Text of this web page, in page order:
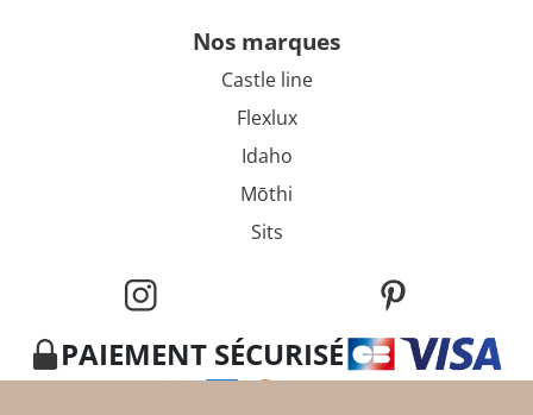
nos marques
Castle line
Flexlux
Idaho
Mōthi
Sits
PAIEMENT SÉCURISÉ